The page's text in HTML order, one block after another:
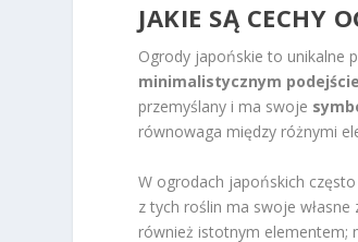
JAKIE SĄ CECHY
Ogrody japońskie to unikalne
minimalistycznym
przemyślany i ma swoje
równowaga między różnymi
W ogrodach japońskich
z tych roślin ma swoje
również istotnym elementem;